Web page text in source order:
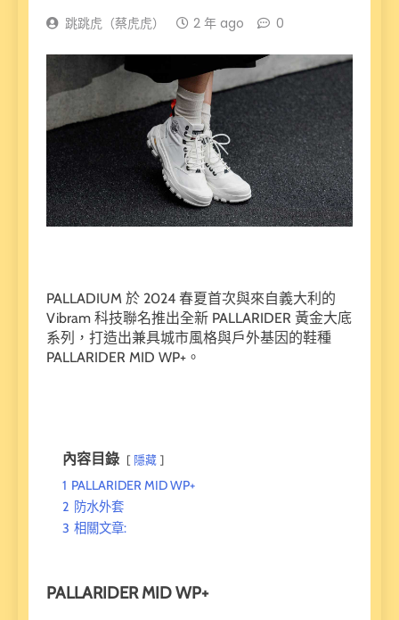
跳跳虎（蔡虎虎） 2 年 ago 0
PALLADIUM 於 2024 春夏首次與來自義大利的
Vibram 科技聯名推出全新 PALLARIDER 黃金大底
系列，打造出兼具城市風格與戶外基因的鞋種
PALLARIDER MID WP+。
內容目錄 隱藏
1 PALLARIDER MID WP+
2 防水外套
3 相關文章:
PALLARIDER MID WP+